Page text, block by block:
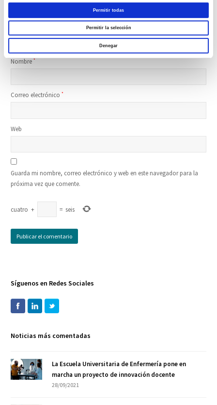
Permitir todas
Permitir la selección
Denegar
Nombre*
Correo electrónico*
Web
Guarda mi nombre, correo electrónico y web en este navegador para la
próxima vez que comente.
cuatro + = seis
Síguenos en Redes Sociales
Noticias más comentadas
La Escuela Universitaria de Enfermería pone en
marcha un proyecto de innovación docente
28/09/2021